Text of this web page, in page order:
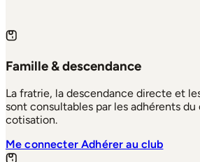
Famille & descendance
La fratrie, la descendance directe et
sont consultables par les adhérents
cotisation.
Me connecterAdhérer au club